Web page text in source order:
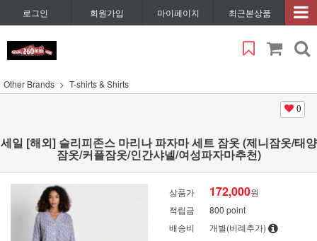
로그인 회원가입 마이페이지 최근본상품
Other Brands T-shirts & Shirts
0
세일 [해외] 슬리피존스 마리나 파자마 세트 잠옷 (제니잠옷/태양
잠옷/커플잠옷/인간샤넬/여성파자마추천)
상품가 172,000원
적립금
800 point
배송비
개별(비례추가)